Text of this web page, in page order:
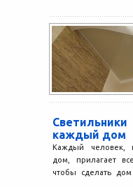
каждый дом
Каждый человек,
дом, прилагает
чтобы сделать